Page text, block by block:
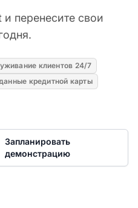
перенесите свои
клиентов 24/7
кредитной карты
Запланировать
демонстрацию